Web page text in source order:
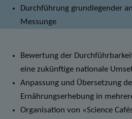
Durchführung grundlegender
Messunge
Bewertung der
eine zukünftige nationale
Anpassung und Übersetzung
Ernährungserhebung in
Organisation von «Science